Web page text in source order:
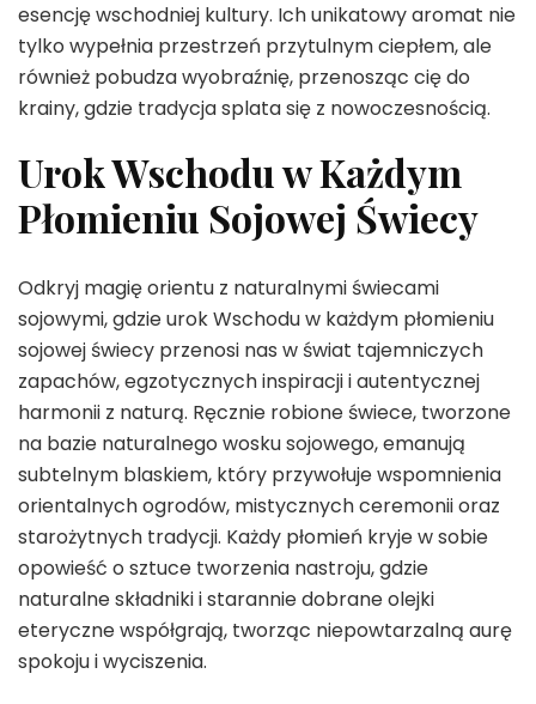
esencję wschodniej kultury. Ich unikatowy aromat nie
tylko wypełnia przestrzeń przytulnym ciepłem, ale
również pobudza wyobraźnię, przenosząc cię do
krainy, gdzie tradycja splata się z nowoczesnością.
Urok Wschodu w Każdym
Płomieniu Sojowej Świecy
Odkryj magię orientu z naturalnymi świecami
sojowymi, gdzie urok Wschodu w każdym płomieniu
sojowej świecy przenosi nas w świat tajemniczych
zapachów, egzotycznych inspiracji i autentycznej
harmonii z naturą. Ręcznie robione świece, tworzone
na bazie naturalnego wosku sojowego, emanują
subtelnym blaskiem, który przywołuje wspomnienia
orientalnych ogrodów, mistycznych ceremonii oraz
starożytnych tradycji. Każdy płomień kryje w sobie
opowieść o sztuce tworzenia nastroju, gdzie
naturalne składniki i starannie dobrane olejki
eteryczne współgrają, tworząc niepowtarzalną aurę
spokoju i wyciszenia.